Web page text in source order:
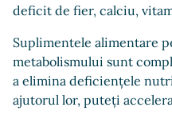
deficit de fier, calciu,
Suplimentele alimentare
metabolismului sunt
a elimina deficiențele
ajutorul lor, puteți